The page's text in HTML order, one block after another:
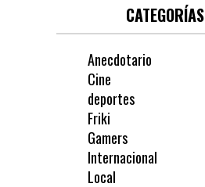
CATEGORÍAS
Anecdotario
Cine
deportes
Friki
Gamers
Internacional
Local